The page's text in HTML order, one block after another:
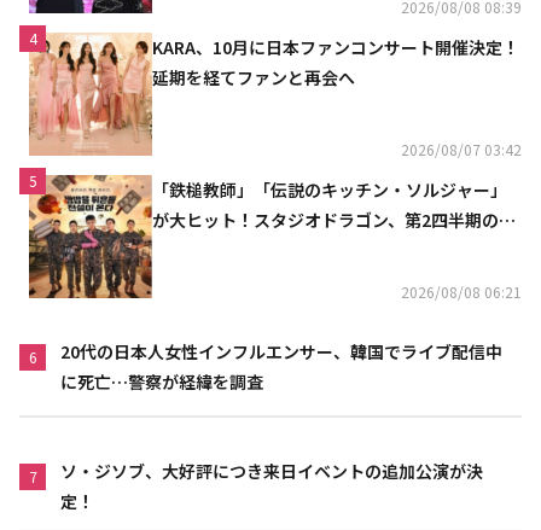
2026/08/08 08:39
4
KARA、10月に日本ファンコンサート開催決定！
延期を経てファンと再会へ
2026/08/07 03:42
5
「鉄槌教師」「伝説のキッチン・ソルジャー」
が大ヒット！スタジオドラゴン、第2四半期の売
2026/08/08 06:21
6
20代の日本人女性インフルエンサー、韓国でライブ配信中
に死亡…警察が経緯を調査
7
ソ・ジソブ、大好評につき来日イベントの追加公演が決
定！